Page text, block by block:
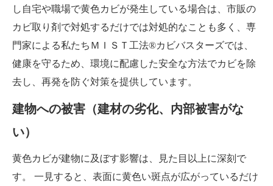
し自宅や職場で黄色カビが発生している場合は、市販の
カビ取り剤で対処するだけでは対処的なことも多く、専
門家による私たちＭＩＳＴ工法®カビバスターズでは、
健康を守るため、環境に配慮した安全な方法でカビを除
去し、再発を防ぐ対策を提供しています。
建物への被害（建材の劣化、内部被害がな
い）
黄色カビが建物に及ぼす影響は、見た目以上に深刻で
す。 一見すると、表面に黄色い斑点が広がっているだけ